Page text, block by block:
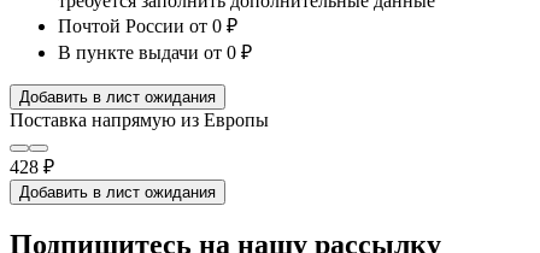
Почтой России от 0 ₽
В пункте выдачи от 0 ₽
Добавить в лист ожидания
Поставка напрямую из Европы
428 ₽
Добавить в лист ожидания
Подпишитесь на нашу рассылку